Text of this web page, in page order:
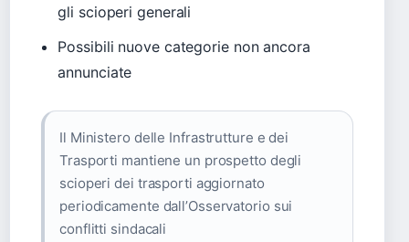
gli scioperi generali
Possibili nuove categorie non ancora
annunciate
Il Ministero delle Infrastrutture e dei
Trasporti mantiene un prospetto degli
scioperi dei trasporti aggiornato
periodicamente dall’Osservatorio sui
conflitti sindacali